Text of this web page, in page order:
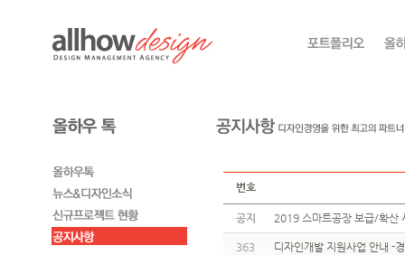
번호
공지 2019 스마트공장 보급/확
363 디자인개발 지원사업 안내 -